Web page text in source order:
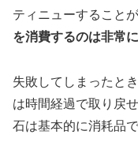
ティニューすること
を消費するのは非常
失敗してしまったと
は時間経過で取り戻
石は基本的に消耗品で